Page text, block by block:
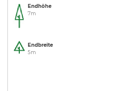
Endhöhe
7m
Endbreite
5m